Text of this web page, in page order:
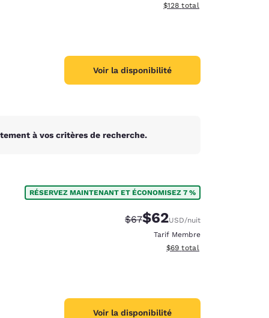
Afficher les détails du total
$128 total
Voir la disponibilité
à vos critères de recherche.
RÉSERVEZ MAINTENANT ET ÉCONOMISEZ 7 %
Tarif barré :
$67Tarif réduit :
$62USD/nuit
Tarif Membre
Afficher les détails du total
$69 total
Voir la disponibilité